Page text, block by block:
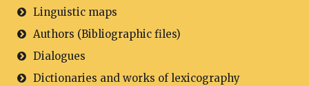
Linguistic maps
Authors (Bibliographic files)
Dialogues
Dictionaries and works of lexicography